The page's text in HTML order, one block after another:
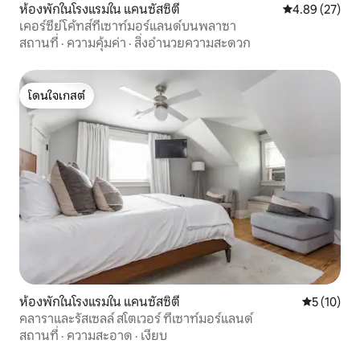
ห้องพักในโรงแรมใน แคนซัสซิตี คะแนนเฉลี่ย
4.89 (27)
เคอร์ซีย์โค้ทส์ที่เซาท์มอร์แลนด์บนพลาซา
สถานที่ · ความคุ้มค่า · สิ่งอำนวยความสะดวก
โดนใจเกสต์
โดนใจเกสต์
ห้องพักในโรงแรมใน แคนซัสซิตี คะแนนเฉลี่
5 (10)
คลาราและรัสเซลล์ สโตเวอร์ ที่เซาท์มอร์แลนด์
สถานที่ · ความสะอาด · เงียบ